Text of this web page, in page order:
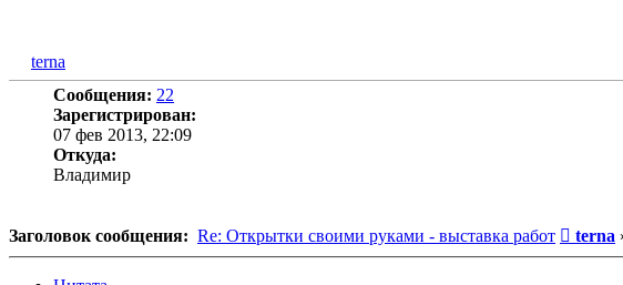
terna
Сообщения: 22
Зарегистрирован:
07 фев 2013, 22:09
Откуда:
Владимир
Заголовок сообщения: Re: Открытки своими руками - выставка работ terna